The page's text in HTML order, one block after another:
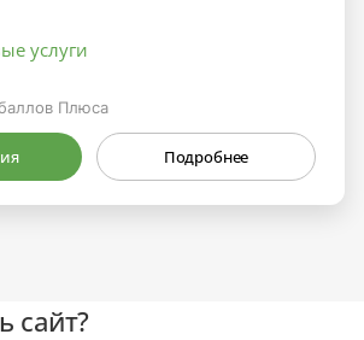
услуги
Плюса
Подробнее
сайт?